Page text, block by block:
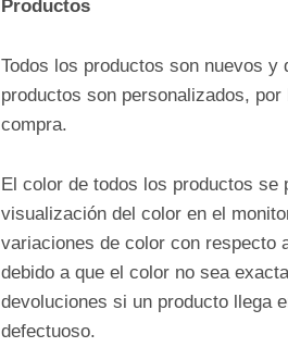
Productos
Todos los productos son nuevos
productos son personalizados,
compra.
El color de todos los productos se
visualización del color en el
variaciones de color con respecto
debido a que el color no sea
devoluciones si un producto llega
defectuoso.